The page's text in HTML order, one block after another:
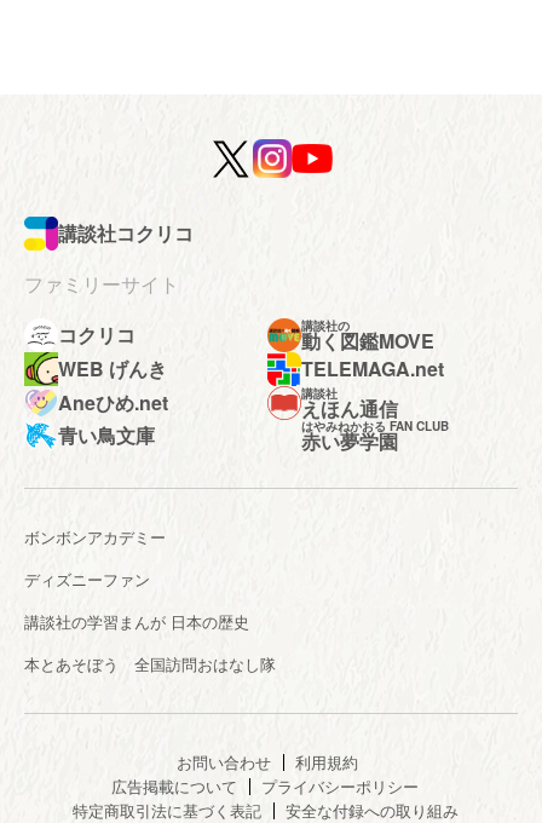
講談社コクリコ
ファミリーサイト
コクリコ
講談社の
動く図鑑MOVE
WEB げんき
TELEMAGA.net
Aneひめ.net
講談社
えほん通信
青い鳥文庫
はやみねかおる FAN CLUB
赤い夢学園
ボンボンアカデミー
ディズニーファン
講談社の学習まんが 日本の歴史
本とあそぼう 全国訪問おはなし隊
お問い合わせ
利用規約
広告掲載について
プライバシーポリシー
特定商取引法に基づく表記
安全な付録への取り組み